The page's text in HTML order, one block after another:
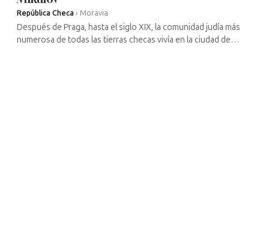
República Checa › Moravia
Después de Praga, hasta el siglo XIX, la comunidad judía más
numerosa de todas las tierras checas vivía en la ciudad de